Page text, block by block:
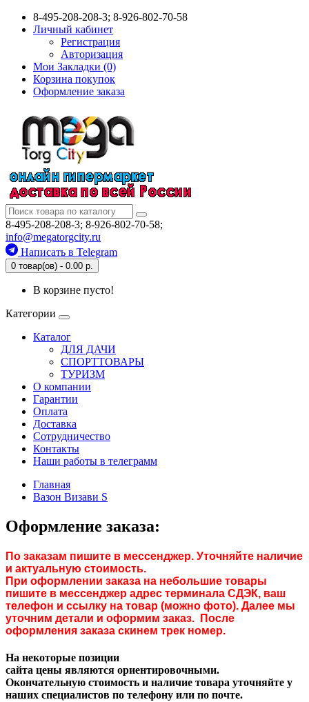
8-495-208-208-3; 8-926-802-70-58
Личный кабинет
Регистрация
Авторизация
Мои Закладки (0)
Корзина покупок
Оформление заказа
8-495-208-208-3; 8-926-802-70-58;
info@megatorgcity.ru
Написать в Telegram
0 товар(ов) - 0.00 р.
В корзине пусто!
Категории
Каталог
ДЛЯ ДАЧИ
СПОРТТОВАРЫ
ТУРИЗМ
О компании
Гарантии
Оплата
Доставка
Сотрудничество
Контакты
Наши работы в телеграмм
Главная
Вазон Визави S
Оформление заказа:
По заказам пишите в мессенджер. Уточняйте наличие
и актуальную стоимость.
При оформлении заказа на небольшие товары
пишите в мессенджер адрес терминала СДЭК, ваш
телефон и ссылку на товар (можно фото). Далее мы
уточним детали и оформим заказ. После
оформления заказа скинем трек номер.
На некоторые позиции
сайта цены являются ориентировочными.
Окончательную стоимость и наличие товара уточняйте у
наших специалистов по телефону или по почте.